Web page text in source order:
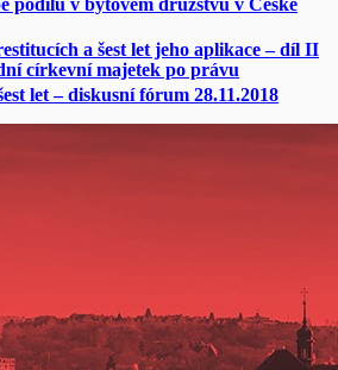
a šest let jeho aplikace – díl II
církevní majetek po právu
let – diskusní fórum 28.11.2018